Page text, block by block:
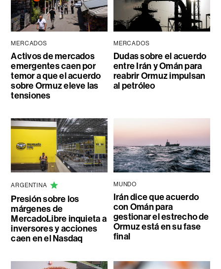
MERCADOS
Activos de mercados
emergentes caen por
temor a que el acuerdo
sobre Ormuz eleve las
tensiones
MERCADOS
Dudas sobre el acuerdo
entre Irán y Omán para
reabrir Ormuz impulsan
al petróleo
ARGENTINA
Presión sobre los
márgenes de
MercadoLibre inquieta a
inversores y acciones
caen en el Nasdaq
MUNDO
Irán dice que acuerdo
con Omán para
gestionar el estrecho de
Ormuz está en su fase
final